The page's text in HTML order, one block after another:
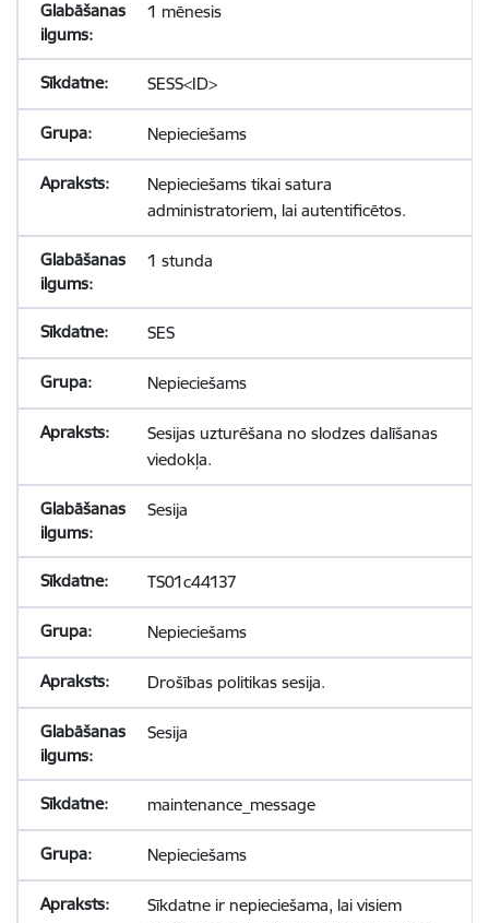
1 mēnesis
SESS<ID>
Nepieciešams
Nepieciešams tikai satura
administratoriem, lai autentificētos.
1 stunda
SES
Nepieciešams
Sesijas uzturēšana no slodzes dalīšanas
viedokļa.
Sesija
TS01c44137
Nepieciešams
Drošības politikas sesija.
Sesija
maintenance_message
Nepieciešams
Sīkdatne ir nepieciešama, lai visiem